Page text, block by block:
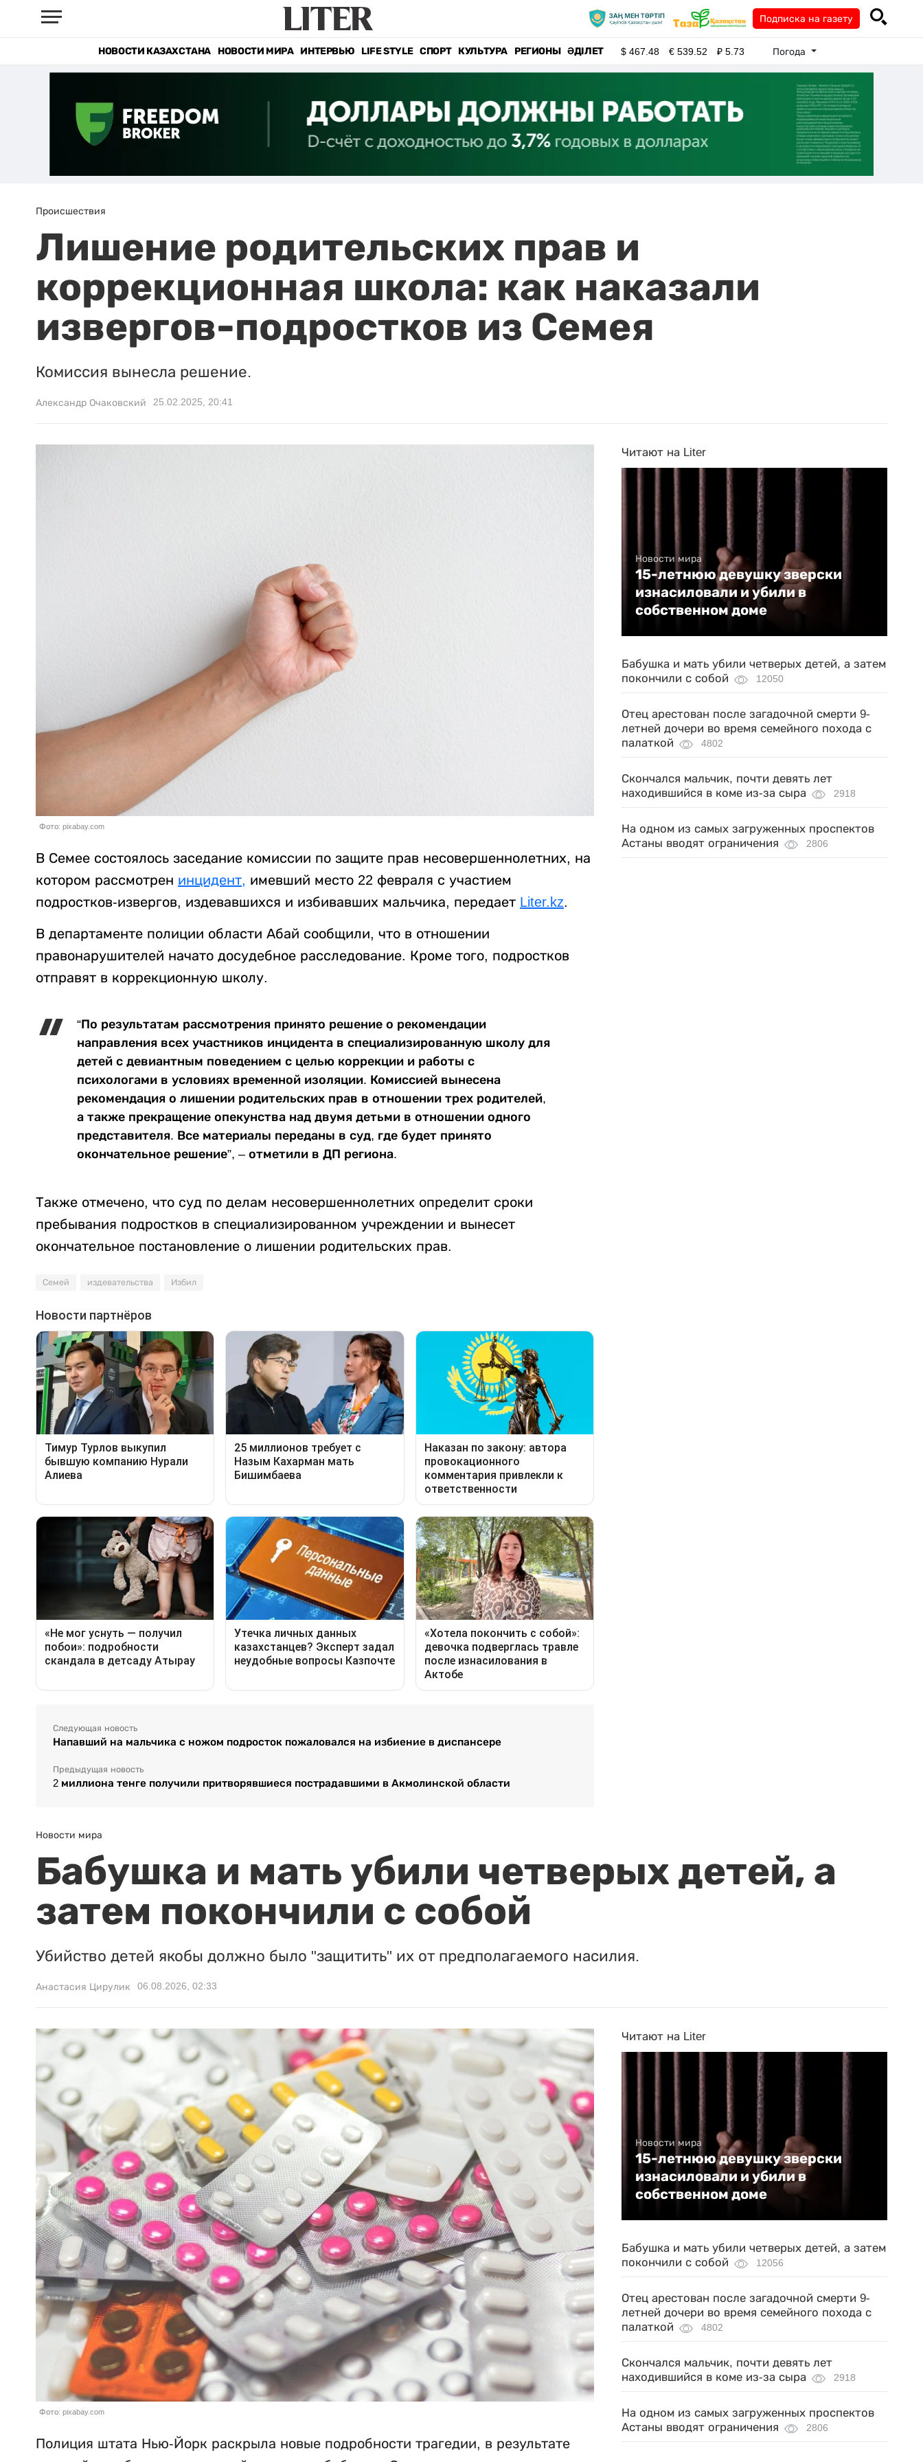
Подписка на газету
НОВОСТИ КАЗАХСТАНА НОВОСТИ МИРА ИНТЕРВЬЮ LIFE STYLE СПОРТ КУЛЬТУРА РЕГИОНЫ ӘДІЛЕТ $467.48 €539.52 ₽5.73 Погода
Происшествия
Лишение родительских прав и
коррекционная школа: как наказали
извергов-подростков из Семея
Комиссия вынесла решение.
Александр Очаковский 25.02.2025, 20:41
Фото: pixabay.com
В Семее состоялось заседание комиссии по защите прав несовершеннолетних, на
котором рассмотрен инцидент, имевший место 22 февраля с участием
подростков-извергов, издевавшихся и избивавших мальчика, передает Liter.kz.
В департаменте полиции области Абай сообщили, что в отношении
правонарушителей начато досудебное расследование. Кроме того, подростков
отправят в коррекционную школу.
“По результатам рассмотрения принято решение о рекомендации
направления всех участников инцидента в специализированную школу для
детей с девиантным поведением с целью коррекции и работы с
психологами в условиях временной изоляции. Комиссией вынесена
рекомендация о лишении родительских прав в отношении трех родителей,
а также прекращение опекунства над двумя детьми в отношении одного
представителя. Все материалы переданы в суд, где будет принято
окончательное решение”, – отметили в ДП региона.
Также отмечено, что суд по делам несовершеннолетних определит сроки
пребывания подростков в специализированном учреждении и вынесет
окончательное постановление о лишении родительских прав.
Семей издевательства Избил
Следующая новость
Напавший на мальчика с ножом подросток пожаловался на избиение в диспансере
Предыдущая новость
2 миллиона тенге получили притворявшиеся пострадавшими в Акмолинской области
Читают на Liter
Новости мира
15-летнюю девушку зверски
изнасиловали и убили в
собственном доме
Бабушка и мать убили четверых детей, а затем
покончили с собой
12050
Отец арестован после загадочной смерти 9-
летней дочери во время семейного похода с
палаткой
4802
Скончался мальчик, почти девять лет
находившийся в коме из-за сыра
2918
На одном из самых загруженных проспектов
Астаны вводят ограничения
2806
Новости мира
Бабушка и мать убили четверых детей, а
затем покончили с собой
Убийство детей якобы должно было "защитить" их от предполагаемого насилия.
Анастасия Цирулик 06.08.2026, 02:33
Фото: pixabay.com
Полиция штата Нью-Йорк раскрыла новые подробности трагедии, в результате
Читают на Liter
Новости мира
15-летнюю девушку зверски
изнасиловали и убили в
собственном доме
Бабушка и мать убили четверых детей, а затем
покончили с собой
12056
Отец арестован после загадочной смерти 9-
летней дочери во время семейного похода с
палаткой
4802
Скончался мальчик, почти девять лет
находившийся в коме из-за сыра
2918
На одном из самых загруженных проспектов
Астаны вводят ограничения
2806